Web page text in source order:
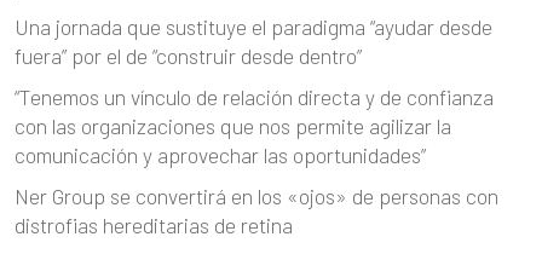
Una jornada que sustituye el paradigma “ayudar desde
fuera” por el de “construir desde dentro”
“Tenemos un vínculo de relación directa y de confianza
con las organizaciones que nos permite agilizar la
comunicación y aprovechar las oportunidades”
Ner Group se convertirá en los «ojos» de personas con
distrofias hereditarias de retina